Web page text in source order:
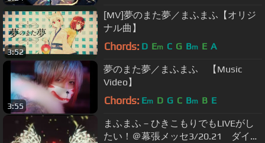
3:52
[MV]夢のまた夢／まふまふ【オリジ
ナル曲】
Chords: D Em C G Bm E A
3:55
夢のまた夢／まふまふ 【Music
Video】
Chords: Em D G C Bm B E
まふまふ－ひきこもりでもLIVEがし
たい！＠幕張メッセ3/20.21 ダイジ